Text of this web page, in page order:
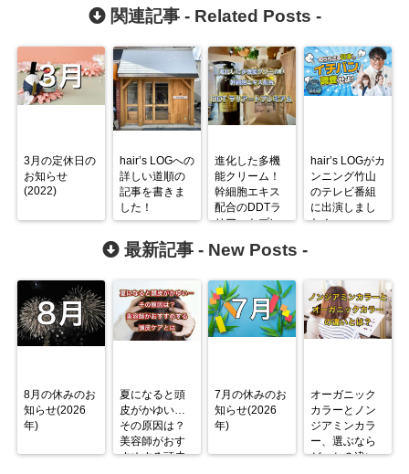
関連記事 - Related Posts -
3月の定休日の
お知らせ
(2022)
hair’s LOGへの
詳しい道順の
記事を書きま
した！
進化した多機
能クリーム！
幹細胞エキス
配合のDDTラ
リアートプレ
hair’s LOGがカ
ンニング竹山
のテレビ番組
に出演しまし
た！
最新記事 - New Posts -
8月の休みのお
知らせ(2026
年)
夏になると頭
皮がかゆい…
その原因は？
美容師がおす
すめする頭皮
7月の休みのお
知らせ(2026
年)
オーガニック
カラーとノン
ジアミンカラ
ー、選ぶなら
どっち？違い